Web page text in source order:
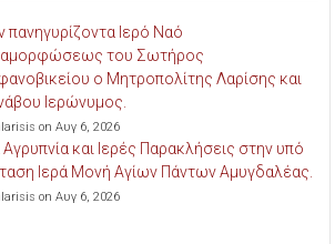
πανηγυρίζοντα Ιερό Ναό
του Σωτήρος
ο Μητροπολίτης Λαρίσης και
Ιερώνυμος.
on Αυγ 6, 2026
Αγρυπνία και Ιερές Παρακλήσεις στην υπό
Ιερά Μονή Αγίων Πάντων Αμυγδαλέας.
on Αυγ 6, 2026